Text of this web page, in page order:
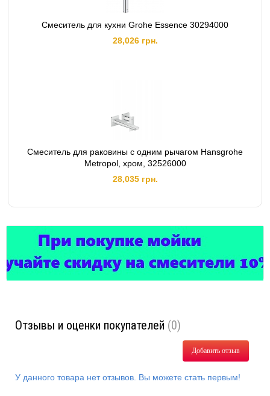
Смеситель для кухни Grohe Essence 30294000
28,026 грн.
Смеситель для раковины с одним рычагом Hansgrohe
Metropol, хром, 32526000
28,035 грн.
Отзывы и оценки покупателей (0)
Добавить отзыв
У данного товара нет отзывов. Вы можете стать первым!